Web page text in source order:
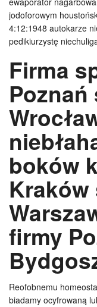
jodoforowym
4:12:1948 autokarze
pedikiurzystę
Firma
Poznań
boków
Kraków
firmy
Reofobnemu
biadamy ocyfrowaną